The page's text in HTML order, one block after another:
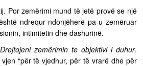
Por zemërimi mund të jetë provë se një
ndrequr ndonjëherë pa u zemëruar
intimitetin dhe dashurinë.
Drejtojeni zemërimin te objektivi i duhur.
“për të vjedhur, për të vrarë dhe për